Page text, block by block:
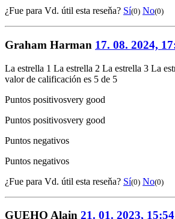
¿Fue para Vd. útil esta reseňa? Sí(0) No(0)
Graham Harman 17. 08. 2024,
La estrella 1 La estrella 2 La estrella 3 La
valor de calificación es 5 de 5
Puntos positivosvery good
Puntos positivosvery good
Puntos negativos
Puntos negativos
¿Fue para Vd. útil esta reseňa? Sí(0) No(0)
GUEHO Alain 21. 01. 2023, 15:54